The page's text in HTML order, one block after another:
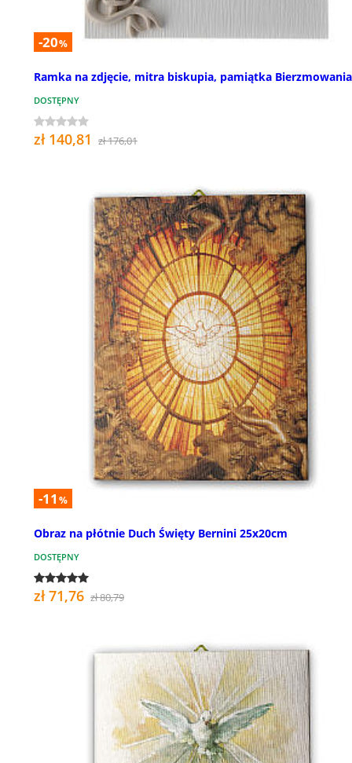
-20%
Ramka na zdjęcie, mitra biskupia, pamiątka Bierzmowania
DOSTĘPNY
zł 140,81 zł 176,01
-11 %
Obraz na płótnie Duch Święty Bernini 25x20cm
DOSTĘPNY
zł 71,76 zł 80,79